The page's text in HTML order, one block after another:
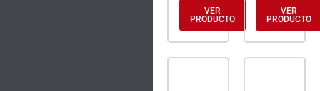
VER
PRODUCTO
VER
PRODUCTO